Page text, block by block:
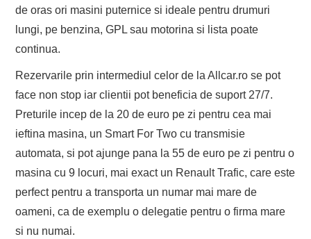
de oras ori masini puternice si ideale pentru drumuri
lungi, pe benzina, GPL sau motorina si lista poate
continua.
Rezervarile prin intermediul celor de la Allcar.ro se pot
face non stop iar clientii pot beneficia de suport 27/7.
Preturile incep de la 20 de euro pe zi pentru cea mai
ieftina masina, un Smart For Two cu transmisie
automata, si pot ajunge pana la 55 de euro pe zi pentru o
masina cu 9 locuri, mai exact un Renault Trafic, care este
perfect pentru a transporta un numar mai mare de
oameni, ca de exemplu o delegatie pentru o firma mare
si nu numai.